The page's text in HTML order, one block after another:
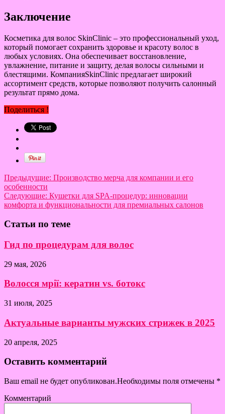
Заключение
Косметика для волос SkinClinic – это профессиональный уход,
который помогает сохранить здоровье и красоту волос в
любых условиях. Она обеспечивает восстановление,
увлажнение, питание и защиту, делая волосы сильными и
блестящими. КомпанияSkinClinic предлагает широкий
ассортимент средств, которые позволяют получить салонный
результат прямо дома.
Поделиться !
Предыдущие: Производство мерча для компании и его
особенности
Следующие: Кушетки для SPA-процедур: инновации
комфорта и функциональности для премиальных салонов
Статьи по теме
Гид по процедурам для волос
29 мая, 2026
Волосся мрії: кератин vs. ботокс
31 июля, 2025
Актуальные варианты мужских стрижек в 2025
20 апреля, 2025
Оставить комментарий
Ваш email не будет опубликован.Необходимы поля отмечены *
Комментарий